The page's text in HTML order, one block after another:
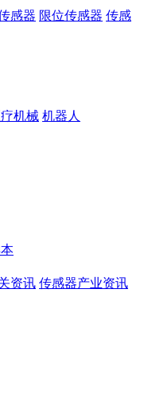
感器 限位传感器 传感
机械 机器人
资讯 传感器产业资讯